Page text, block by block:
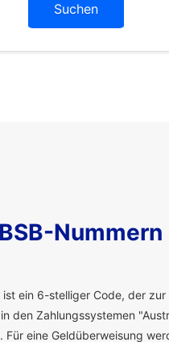
Suchen
Nummern
ist ein 6-stelliger Code, der
den Zahlungssystemen
Für eine Geldüberweisung